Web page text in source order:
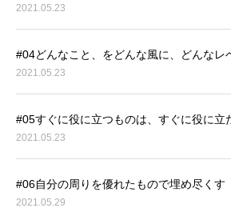
2021.05.23
#04どんなこと、をどんな風に、どんなレ
2021.05.23
#05すぐに役に立つものは、すぐに役に立
2021.05.23
#06自分の周りを優れたもので埋め尽くす
2021.05.29